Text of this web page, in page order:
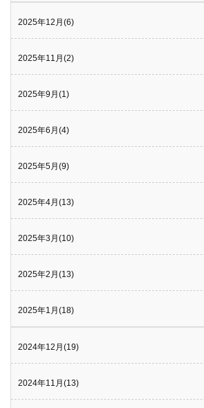
2025年12月(6)
2025年11月(2)
2025年9月(1)
2025年6月(4)
2025年5月(9)
2025年4月(13)
2025年3月(10)
2025年2月(13)
2025年1月(18)
2024年12月(19)
2024年11月(13)